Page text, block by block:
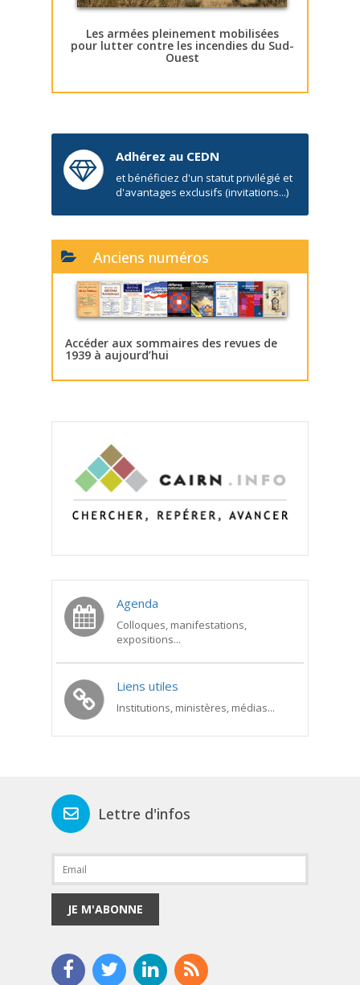
Les armées pleinement mobilisées
pour lutter contre les incendies du Sud-
Ouest
Adhérez au CEDN
et bénéficiez d'un statut privilégié et
d'avantages exclusifs (invitations...)
Anciens numéros
Accéder aux sommaires des revues de
1939 à aujourd’hui
Agenda
Colloques, manifestations,
expositions...
Liens utiles
Institutions, ministères, médias...
Lettre d'infos
JE M'ABONNE